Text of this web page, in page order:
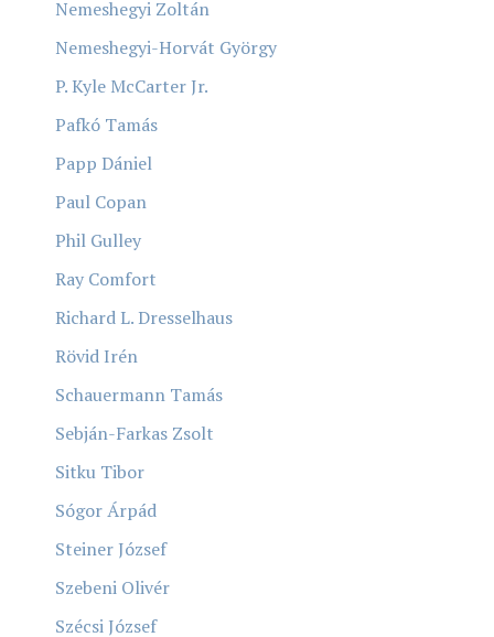
Nemeshegyi Zoltán
Nemeshegyi-Horvát György
P. Kyle McCarter Jr.
Pafkó Tamás
Papp Dániel
Paul Copan
Phil Gulley
Ray Comfort
Richard L. Dresselhaus
Rövid Irén
Schauermann Tamás
Sebján-Farkas Zsolt
Sitku Tibor
Sógor Árpád
Steiner József
Szebeni Olivér
Szécsi József